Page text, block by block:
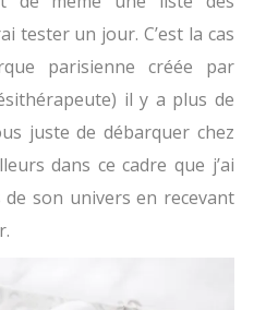
tester un jour. C’est la cas
parisienne créée par
il y a plus de
juste de débarquer chez
dans ce cadre que j’ai
son univers en recevant